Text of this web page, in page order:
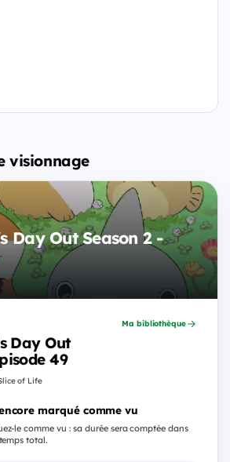
visionnage
Day Out Season 2 -
Day Out
49
of Life
Ma bibliothèque
marqué comme vu
le comme vu : sa durée sera comptée dans
total.